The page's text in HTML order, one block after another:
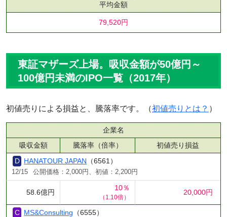
平均金額
79,520円
東証マザーズ上場。吸収金額が50億円～
100億円未満のIPO一覧（2017年）
初値売りによる損益と、騰落率です。（初値売りとは？ ）
企業名
吸収金額
騰落率（倍率）
初値売り損益
HANATOUR JAPAN （6561）
12/15 公開価格：2,000円、初値：2,200円
58.6億円
10％
（1.10倍）
20,000円
MS&Consulting （6555）